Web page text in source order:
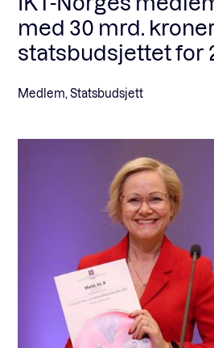
med 30 mrd.
statsbudsjettet for
Medlem, Statsbudsjett